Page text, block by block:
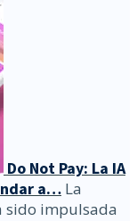
Do Not Pay: La IA
a… La
sido impulsada